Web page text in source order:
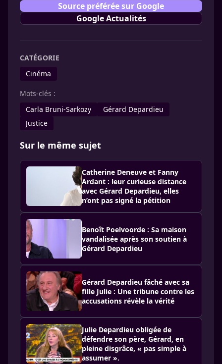
Source préférée sur Google
Google Actualités
CATÉGORIE
Cinéma
Mots-clés :
Carla Bruni-Sarkozy
Gérard Depar­dieu
Justice
Sur le même sujet
Catherine Deneuve et Fanny
Ardant : leur curieuse distance
avec Gérard Depardieu, elles
n’ont pas signé la pétition
Benoît Poelvoorde : Sa maison
vandalisée après son soutien à
Gérard Depardieu
Gérard Depardieu fâché avec sa
fille Julie : Une tribune contre les
accusations révèle la vérité
Julie Depardieu obligée de
défendre son père, Gérard, en
pleine disgrâce, « pas simple à
assumer ».